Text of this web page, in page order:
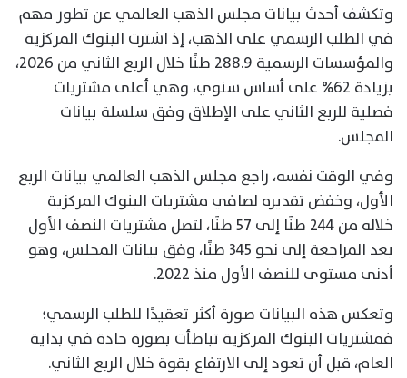
وتكشف أحدث بيانات مجلس الذهب العالمي عن تطور مهم
في الطلب الرسمي على الذهب، إذ اشترت البنوك المركزية
والمؤسسات الرسمية 288.9 طنًا خلال الربع الثاني من 2026،
بزيادة 62% على أساس سنوي، وهي أعلى مشتريات
فصلية للربع الثاني على الإطلاق وفق سلسلة بيانات
المجلس.
وفي الوقت نفسه، راجع مجلس الذهب العالمي بيانات الربع
الأول، وخفض تقديره لصافي مشتريات البنوك المركزية
خلاله من 244 طنًا إلى 57 طنًا، لتصل مشتريات النصف الأول
بعد المراجعة إلى نحو 345 طنًا، وفق بيانات المجلس، وهو
أدنى مستوى للنصف الأول منذ 2022.
وتعكس هذه البيانات صورة أكثر تعقيدًا للطلب الرسمي؛
فمشتريات البنوك المركزية تباطأت بصورة حادة في بداية
العام، قبل أن تعود إلى الارتفاع بقوة خلال الربع الثاني.